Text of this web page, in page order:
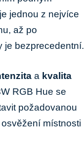
je jednou z nejvíce
až po
je bezprecedentní.
​a kvalita
RGB Hue⁤ se​
požadovanou
místnosti